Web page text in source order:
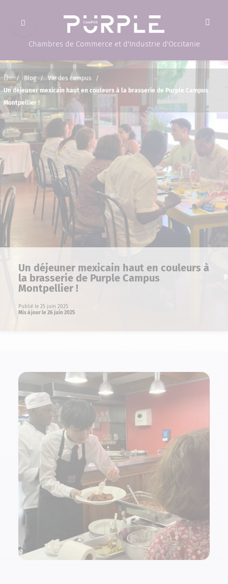
Ouvrir le menu
Chambres de Commerce et d'Industrie d'Occitanie
Accueil
/ Blog / Vie des campus
/
Un déjeuner mexicain haut en couleurs à la brasserie de Purple Campus
Montpellier !
Un déjeuner mexicain haut en couleurs à
la brasserie de Purple Campus
Montpellier !
Publié le 25 juin 2025
Mis à jour le 26 juin 2025